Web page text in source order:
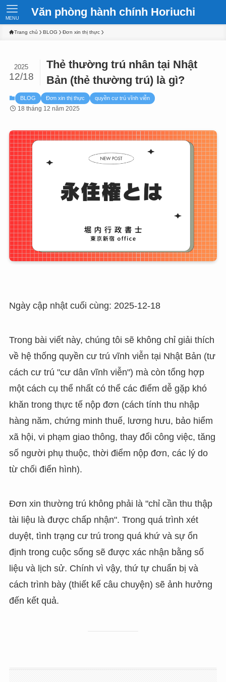
Văn phòng hành chính Horiuchi
MENU
Trang chủ BLOG Đơn xin thị thực
Thẻ thường trú nhân tại Nhật
Bản (thẻ thường trú) là gì?
2025
12/18
BLOG Đơn xin thị thực quyền cư trú vĩnh viễn
18 tháng 12 năm 2025
Ngày cập nhật cuối cùng: 2025-12-18
Trong bài viết này, chúng tôi sẽ không chỉ giải thích
về hệ thống quyền cư trú vĩnh viễn tại Nhật Bản (tư
cách cư trú "cư dân vĩnh viễn") mà còn tổng hợp
một cách cụ thể nhất có thể các điểm dễ gặp khó
khăn trong thực tế nộp đơn (cách tính thu nhập
hàng năm, chứng minh thuế, lương hưu, bảo hiểm
xã hội, vi phạm giao thông, thay đổi công việc, tăng
số người phụ thuộc, thời điểm nộp đơn, các lý do
từ chối điển hình).
Đơn xin thường trú không phải là "chỉ cần thu thập
tài liệu là được chấp nhận". Trong quá trình xét
duyệt, tình trạng cư trú trong quá khứ và sự ổn
định trong cuộc sống sẽ được xác nhận bằng số
liệu và lịch sử. Chính vì vậy, thứ tự chuẩn bị và
cách trình bày (thiết kế câu chuyện) sẽ ảnh hưởng
đến kết quả.